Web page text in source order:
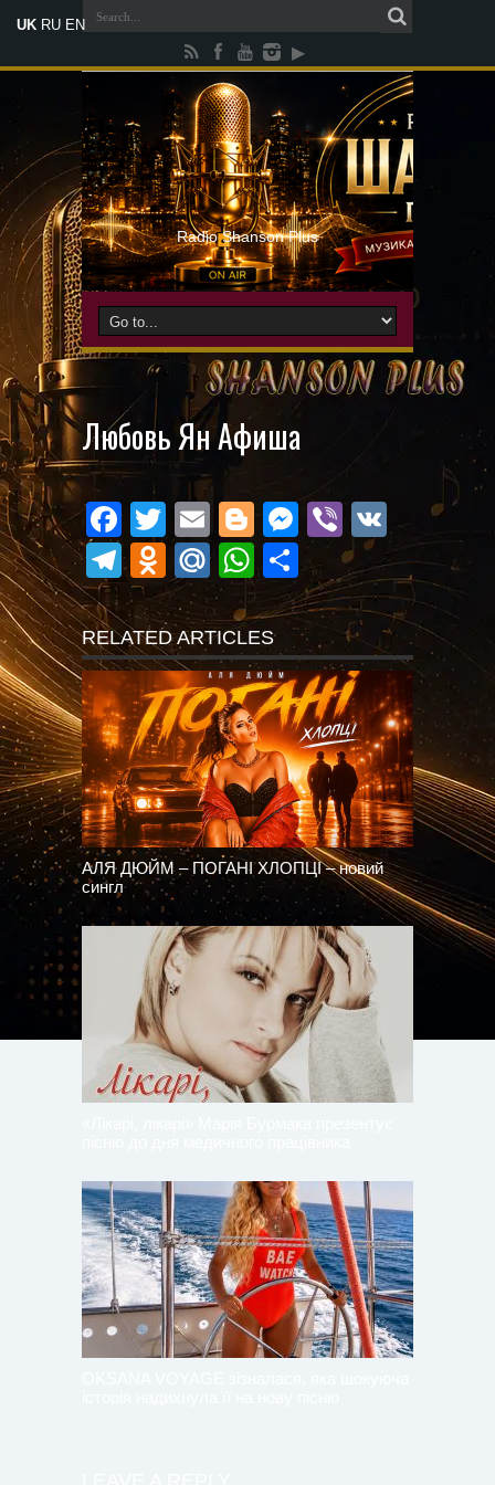
Radio Shanson Plus
Любовь Ян Афиша
Facebook
Twitter
EmailBlogger
Messenger
ViberVK
Telegram
Odnoklassniki
Mail.RuWhatsApp
Поділитися
RELATED ARTICLES
АЛЯ ДЮЙМ – ПОГАНІ ХЛОПЦІ – новий
сингл
UK RU EN